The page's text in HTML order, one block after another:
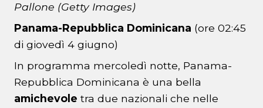
Pallone (Getty Images)
Panama-Repubblica Dominicana (ore 02:45
di giovedì 4 giugno)
In programma mercoledì notte, Panama-
Repubblica Dominicana è una bella
amichevole tra due nazionali che nelle